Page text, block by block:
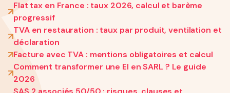
Flat tax en France : taux 2026, calcul et barème
progressif
TVA en restauration : taux par produit, ventilation et
déclaration
Facture avec TVA : mentions obligatoires et calcul
Comment transformer une EI en SARL ? Le guide
2026